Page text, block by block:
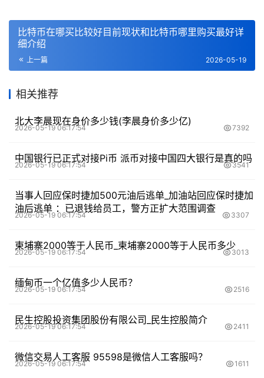
比特币在哪买比较好目前现状和比特币哪里购买最好详
细介绍
上一篇 2026-05-19
相关推荐
北大李晨现在身价多少钱(李晨身价多少亿)
2026-05-19 06:17:54 7392
中国银行已正式对接Pi币 派币对接中国四大银行是真的吗
2026-05-19 06:17:54 3541
当事人回应保时捷加500元油后逃单_加油站回应保时捷加
油后逃单 ：已退钱给员工，警方正扩大范围调查
2026-05-19 06:17:54 3307
柬埔寨2000等于人民币_柬埔寨2000等于人民币多少
2026-05-19 06:17:54 3013
缅甸币一个亿值多少人民币？
2026-05-19 06:17:54 2516
民生控股投资集团股份有限公司_民生控股简介
2026-05-19 06:17:54 2411
微信交易人工客服 95598是微信人工客服吗？
2026-05-19 06:17:54 1611